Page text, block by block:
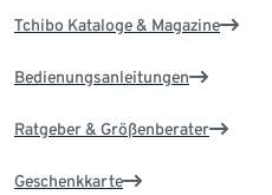
Tchibo Kataloge & Magazine
Bedienungsanleitungen
Ratgeber & Größenberater
Geschenkkarte